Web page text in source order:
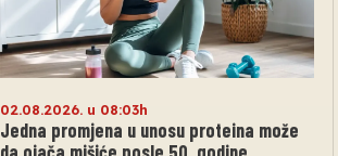
02.08.2026. u 08:03h
Jedna promjena u unosu proteina može